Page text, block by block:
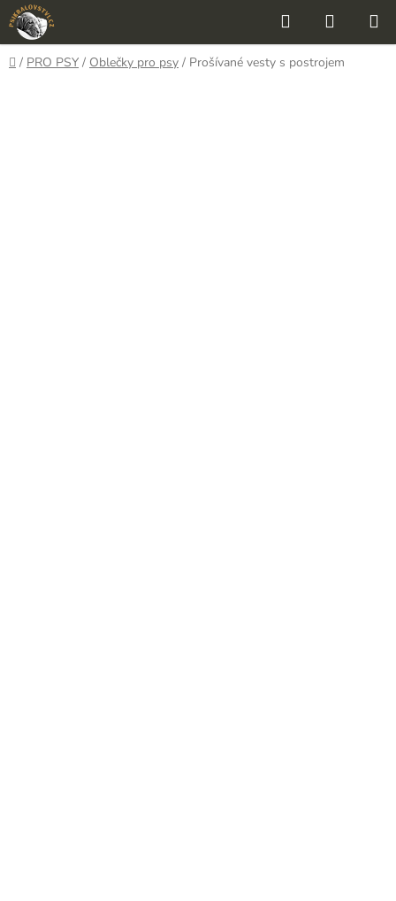
Přejít
na
obsah
Hledat
KOŠÍK
Domů
/ PRO PSY / Oblečky pro psy / Prošívané vesty s postrojem